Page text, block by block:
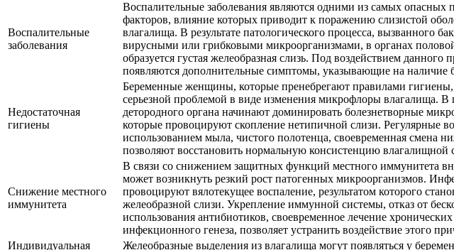
Воспалительные
заболевания
Воспалительные заболевания являются одними из самых опасных
факторов, влияние которых приводит к поражению слизистой
влагалища. В результате патологического процесса, вызванного
вирусными или грибковыми микроорганизмами, в органах
образуется густая желеобразная слизь. Под воздействием данного
появляются дополнительные симптомы, указывающие на наличие
Недостаточная
гигиены
Беременные женщины, которые пренебрегают правилами гигиены,
серьезной проблемой в виде изменения микрофлоры влагалища. В
детородного органа начинают доминировать болезнетворные
которые провоцируют скопление нетипичной слизи. Регулярные
использованием мыла, чистого полотенца, своевременная смена
позволяют восстановить нормальную консистенцию влагалищной
Снижение местного
иммунитета
В связи со снижением защитных функций местного иммунитета
может возникнуть резкий рост патогенных микроорганизмов.
провоцируют вялотекущее воспаление, результатом которого
желеобразной слизи. Укрепление иммунной системы, отказ от
использования антибиотиков, своевременное лечение
инфекционного генеза, позволяет устранить воздействие этого
Индивидуальная
Желеобразные выделения из влагалища могут появляться у